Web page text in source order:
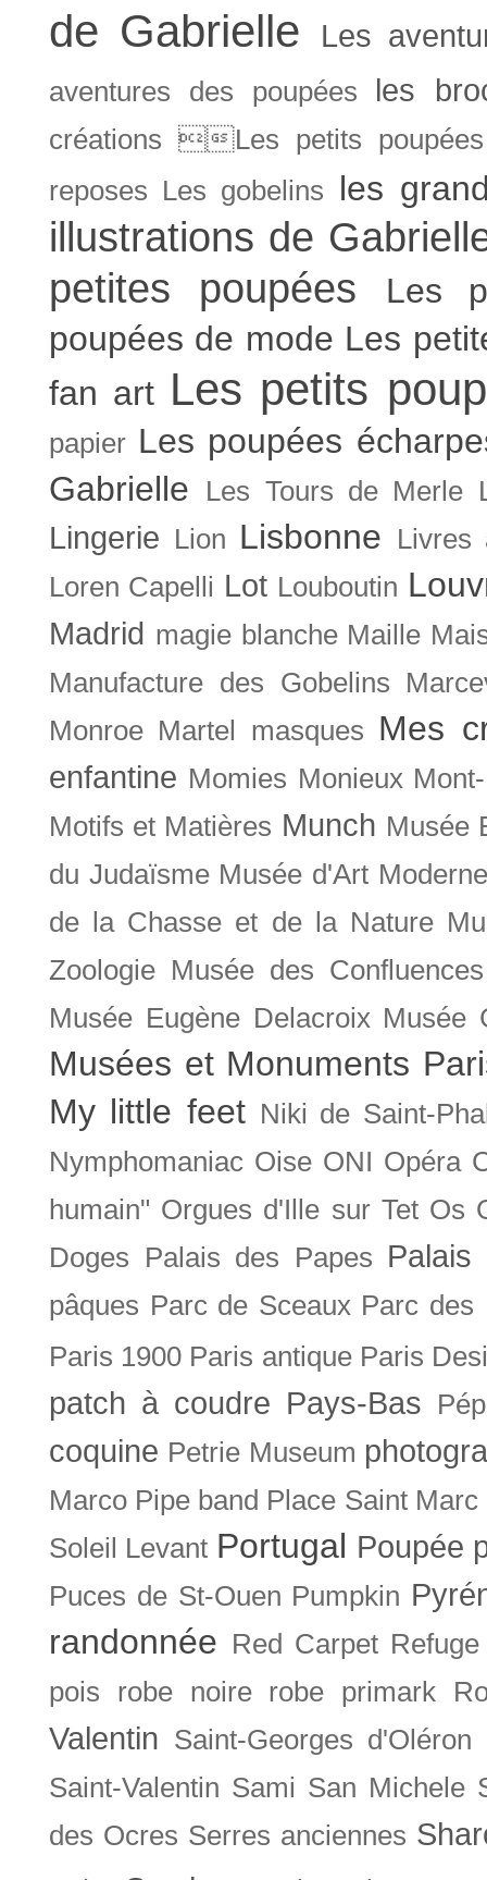
de Gabrielle Les
aventures des poupées les
créations Les petits
reposes Les gobelins les
illustrations de
petites poupées
Les
poupées de mode Les
fan art Les petits
papier Les poupées
Gabrielle
Les Tours de Merle
Lingerie Lion Lisbonne
Livres
Loren Capelli Lot Louboutin
Madrid magie blanche Maille
Manufacture des Gobelins
Monroe Martel masques Mes
enfantine Momies Monieux
Motifs et Matières Munch Musée
du Judaïsme Musée d'Art
de la Chasse et de la Nature
Zoologie Musée des Confluences
Musée Eugène Delacroix Musée
Musées et Monuments
My little feet Niki de Saint-
Nymphomaniac Oise ONI Opéra
humain" Orgues d'Ille sur Tet Os
Doges
Palais des Papes Palais
pâques Parc de Sceaux Parc des
Paris 1900 Paris antique Paris
patch à coudre Pays-Bas
coquine Petrie Museum
Marco Pipe band Place Saint Marc
Soleil Levant Portugal Poupée
Puces de St-Ouen Pumpkin
randonnée Red Carpet Refuge
pois
robe noire robe primark
Valentin Saint-Georges d'Oléron
Saint-Valentin Sami San Michele
des Ocres Serres anciennes